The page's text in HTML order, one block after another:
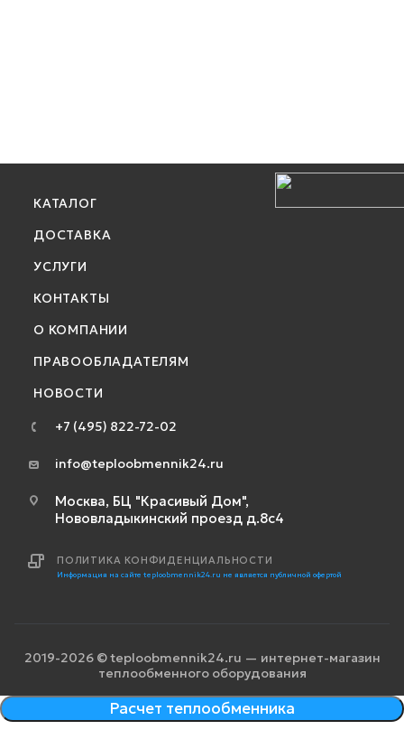
КАТАЛОГ
ДОСТАВКА
УСЛУГИ
КОНТАКТЫ
О КОМПАНИИ
ПРАВООБЛАДАТЕЛЯМ
НОВОСТИ
+7 (495) 822-72-02
info@teploobmennik24.ru
Москва, БЦ "Красивый Дом",
Нововладыкинский проезд д.8с4
ПОЛИТИКА КОНФИДЕНЦИАЛЬНОСТИ
Информация на сайте teploobmennik24.ru не является публичной офертой
2019-2026 © teploobmennik24.ru — интернет-магазин
теплообменного оборудования
Расчет теплообменника